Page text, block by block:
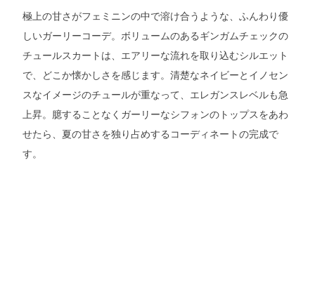
極上の甘さがフェミニンの中で溶け合うような、ふんわり優
しいガーリーコーデ。ボリュームのあるギンガムチェックの
チュールスカートは、エアリーな流れを取り込むシルエット
で、どこか懐かしさを感じます。清楚なネイビーとイノセン
スなイメージのチュールが重なって、エレガンスレベルも急
上昇。臆することなくガーリーなシフォンのトップスをあわ
せたら、夏の甘さを独り占めするコーディネートの完成で
す。